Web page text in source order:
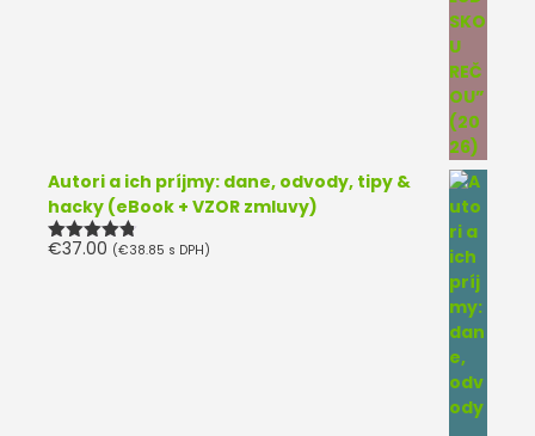
Autori a ich príjmy: dane, odvody, tipy &
hacky (eBook + VZOR zmluvy)
Hodnotenie
€37.00 (€38.85 s DPH)